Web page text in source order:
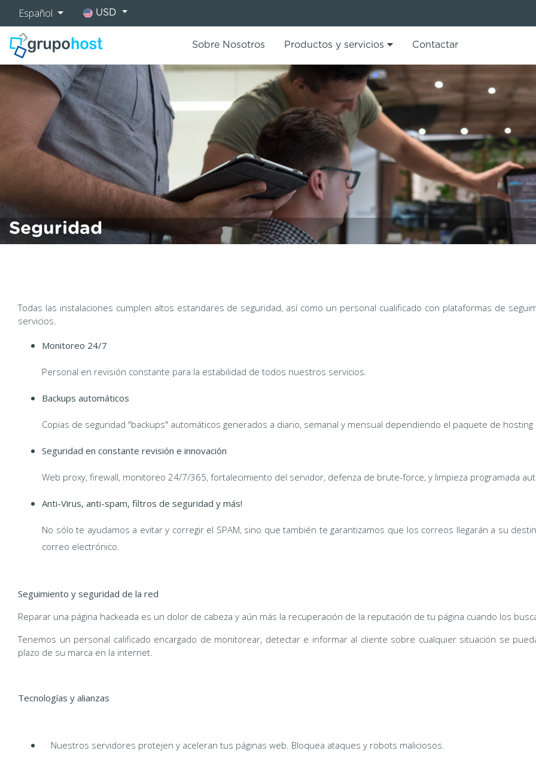
Español USD
Sobre Nosotros Productos y servicios Contactar
Seguridad
Todas las instalaciones cumplen altos estandares de seguridad, así como un personal cualificado con plataformas de
servicios.
Monitoreo 24/7
Personal en revisión constante para la estabilidad de todos nuestros servicios.
Backups automáticos
Copias de seguridad "backups" automáticos generados a diario, semanal y mensual dependiendo el paquete de
Seguridad en constante revisión e innovación
Web proxy, firewall, monitoreo 24/7/365, fortalecimiento del servidor, defenza de brute-force, y limpieza programada
Anti-Virus, anti-spam, filtros de seguridad y más!
No sólo te ayudamos a evitar y corregir el SPAM, sino que también te garantizamos que los correos llegarán a su
correo electrónico.
Seguimiento y seguridad de la red
Reparar una página hackeada es un dolor de cabeza y aún más la recuperación de la reputación de tu página cuando los
Tenemos un personal calificado encargado de monitorear, detectar e informar al cliente sobre cualquier situación se
plazo de su marca en la internet.
Tecnologías y alianzas
Nuestros servidores protejen y aceleran tus páginas web. Bloquea ataques y robots maliciosos.